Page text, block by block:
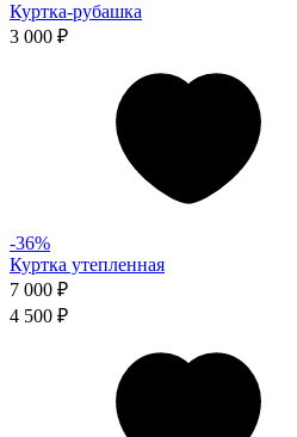
Куртка-рубашка
3 000 ₽
-36%
Куртка утепленная
7 000 ₽
4 500 ₽